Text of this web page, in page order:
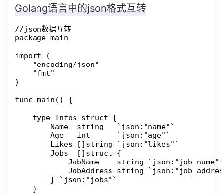
Golang语言中的json格式互转
//json数据互转
package main
import (
    "encoding/json"
    "fmt"
)
func main() {
    type Infos struct {
        Name  string   `json:"name"`
        Age   int      `json:"age"`
        Likes []string `json:"likes"`
        Jobs  []struct {
JobName    string
JobAddress string
        } `json:"jobs"`
    }